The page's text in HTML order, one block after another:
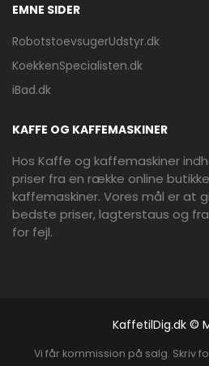
EMNE SIDER
RobotstoevsugerUdstyr.dk
KoekkenSpecialisten.dk
iBad.dk
KAFFE OG KAFFEMASKINER
Hos Kaffe og kaffemaskiner
priser fra en række online
kaffemaskiner. Vores mål er at
bedste priser, lagterstaus og
for fejl.
KaffetilDig.dk ©
Vi får kommission på salg. Skriv